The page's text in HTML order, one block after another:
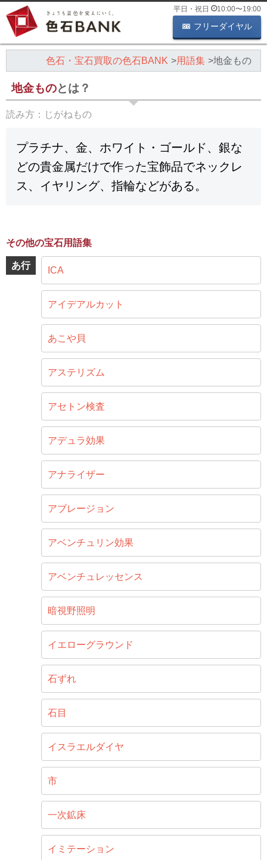
平日・祝日 10:00〜19:00
フリーダイヤル
色石・宝石買取の色石BANK 用語集 地金もの
地金ものとは？
読み方： じがねもの
プラチナ、金、ホワイト・ゴールド、銀な
どの貴金属だけで作った宝飾品でネックレ
ス、イヤリング、指輪などがある。
その他の宝石用語集
あ行 ICA
アイデアルカット
あこや貝
アステリズム
アセトン検査
アデュラ効果
アナライザー
アブレージョン
アベンチュリン効果
アベンチュレッセンス
暗視野照明
イエローグラウンド
石ずれ
石目
イスラエルダイヤ
市
一次鉱床
イミテーション